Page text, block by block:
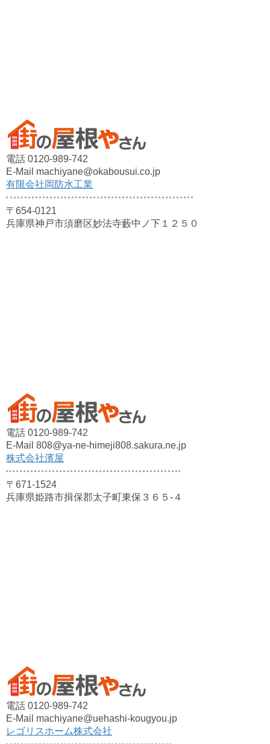
電話 0120-989-742
E-Mail machiyane@okabousui.co.jp
有限会社岡防水工業
〒654-0121
兵庫県神戸市須磨区妙法寺藪中ノ下１２５０
電話 0120-989-742
E-Mail 808@ya-ne-himeji808.sakura.ne.jp
株式会社濱屋
〒671-1524
兵庫県姫路市揖保郡太子町東保３６５-４
電話 0120-989-742
E-Mail machiyane@uehashi-kougyou.jp
レゴリスホーム株式会社